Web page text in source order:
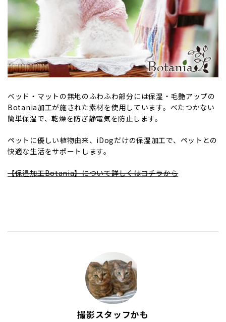
ベッド・マットの無地のふわふわ部分には保湿・毛艶アップの
Botania加工が施された素材を使用しています。べたつかない
簡単保湿で、乾燥を防ぎ静電気を防止します。
ペットに優しい植物由来、iDogだけの保湿加工で、ペットとの
快適な生活をサポートします。
【保湿加工Botania】について詳しくはコチラから
撮影スタッフかも